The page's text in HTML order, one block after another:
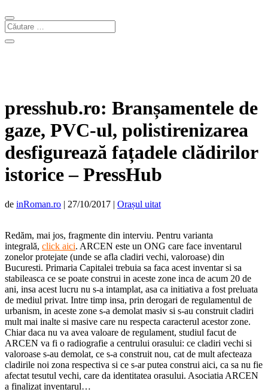
presshub.ro: Branșamentele de
gaze, PVC-ul, polistirenizarea
desfigurează fațadele clădirilor
istorice – PressHub
de inRoman.ro | 27/10/2017 | Orașul uitat
Redăm, mai jos, fragmente din interviu. Pentru varianta
integrală, click aici. ARCEN este un ONG care face inventarul
zonelor protejate (unde se afla cladiri vechi, valoroase) din
Bucuresti. Primaria Capitalei trebuia sa faca acest inventar si sa
stabileasca ce se poate construi in aceste zone inca de acum 20 de
ani, insa acest lucru nu s-a intamplat, asa ca initiativa a fost preluata
de mediul privat. Intre timp insa, prin derogari de regulamentul de
urbanism, in aceste zone s-a demolat masiv si s-au construit cladiri
mult mai inalte si masive care nu respecta caracterul acestor zone.
Chiar daca nu va avea valoare de regulament, studiul facut de
ARCEN va fi o radiografie a centrului orasului: ce cladiri vechi si
valoroase s-au demolat, ce s-a construit nou, cat de mult afecteaza
cladirile noi zona respectiva si ce s-ar putea construi aici, ca sa nu fie
afectat tesutul vechi, care da identitatea orasului. Asociatia ARCEN
a finalizat inventarul…